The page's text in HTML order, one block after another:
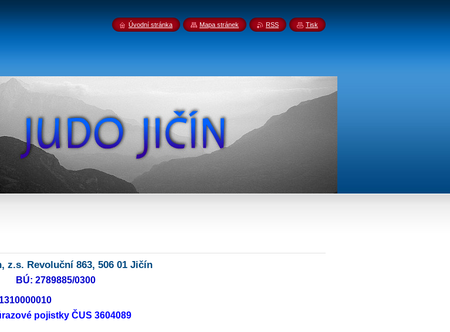
z.s. Revoluční 863, 506 01 Jičín
BÚ: 2789885/0300
pojistky ČUS 3604089
Úvodní stránka Mapa stránek RSS Tisk